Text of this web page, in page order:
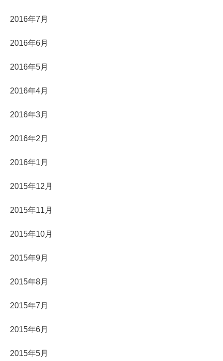
2016年7月
2016年6月
2016年5月
2016年4月
2016年3月
2016年2月
2016年1月
2015年12月
2015年11月
2015年10月
2015年9月
2015年8月
2015年7月
2015年6月
2015年5月